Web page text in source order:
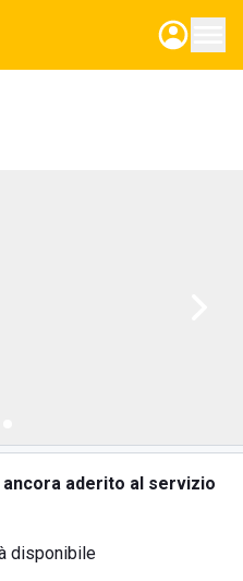
aderito al servizio
disponibile